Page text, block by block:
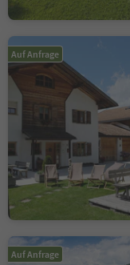
Auf Anfrage
Auf Anfrage